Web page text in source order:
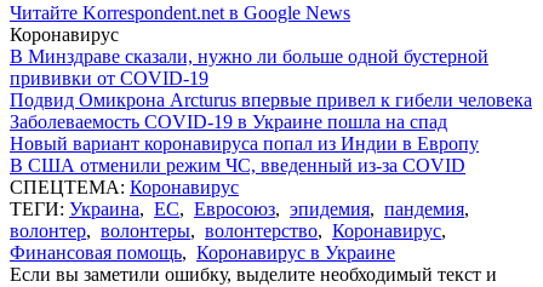
Читайте Korrespondent.net в Google News
Коронавирус
В Минздраве сказали, нужно ли больше одной бустерной
прививки от COVID-19
Подвид Омикрона Arcturus впервые привел к гибели человека
Заболеваемость COVID-19 в Украине пошла на спад
Новый вариант коронавируса попал из Индии в Европу
В США отменили режим ЧС, введенный из-за COVID
СПЕЦТЕМА: Коронавирус
ТЕГИ: Украина, ЕС, Евросоюз, эпидемия, пандемия,
волонтер, волонтеры, волонтерство, Коронавирус,
Финансовая помощь, Коронавирус в Украине
Если вы заметили ошибку, выделите необходимый текст и